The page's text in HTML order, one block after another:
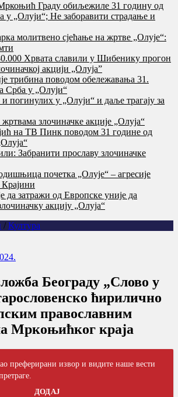
Граду обиљежиле 31 годину од
у „Олуји“; Не заборавити страдање и
молитвено сјећање на жртве „Олује“:
Хрвата славили у Шибенику прогон
акцији „Олуја”
трибина поводом обележавања 31.
Срба у „Олуји“
погинулих у „Олуји“ и даље трагају за
злочиначке акције „Олуја“
на ТВ Пинк поводом 31 године од
Забранити прославу злочиначке
почетка „Олује“ – агресије
да затражи од Европске уније да
акцију „Олуја“
/ Култура
Београду „Слово у
ћирилично
православним
Мркоњићког краја
преферирани извор и видите наше вести
ДОДАЈ